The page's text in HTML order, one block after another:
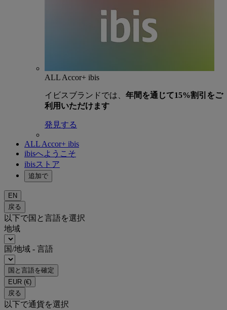
ALL Accor+ ibis
イビスブランドでは、 年間を通じて15%割引をご
利用いただけます
発見する
ALL Accor+ ibis
ibisへようこそ
ibisストア
追加で
EN
戻る
以下で国と言語を選択
地域
国/地域 - 言語
国と言語を確定
EUR (€)
戻る
以下で通貨を選択